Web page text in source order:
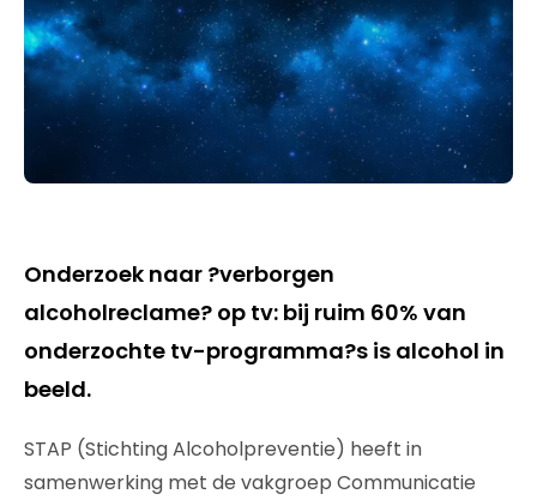
Onderzoek naar ?verborgen
alcoholreclame? op tv: bij ruim 60% van
onderzochte tv-programma?s is alcohol in
beeld.
STAP (Stichting Alcoholpreventie) heeft in
samenwerking met de vakgroep Communicatie